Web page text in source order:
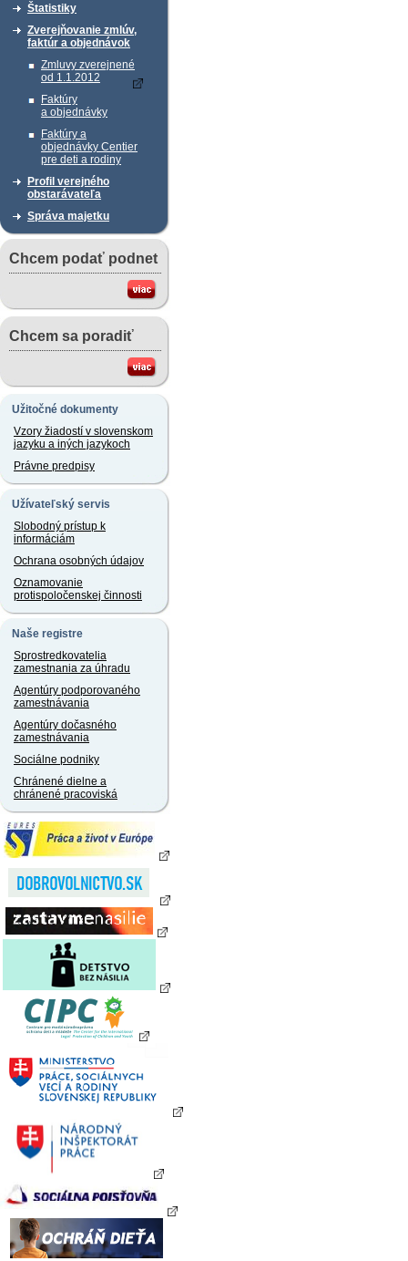
Štatistiky
Zverejňovanie zmlúv,
faktúr a objednávok
Zmluvy zverejnené
od 1.1.2012
Faktúry
a objednávky
Faktúry a
objednávky Centier
pre deti a rodiny
Profil verejného
obstarávateľa
Správa majetku
Chcem podať podnet
Chcem sa poradiť
Užitočné dokumenty
Vzory žiadostí v slovenskom
jazyku a iných jazykoch
Právne predpisy
Užívateľský servis
Slobodný prístup k
informáciám
Ochrana osobných údajov
Oznamovanie
protispoločenskej činnosti
Naše registre
Sprostredkovatelia
zamestnania za úhradu
Agentúry podporovaného
zamestnávania
Agentúry dočasného
zamestnávania
Sociálne podniky
Chránené dielne a
chránené pracoviská